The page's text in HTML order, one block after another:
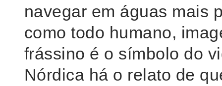
navegar em águas mais
como todo humano,
frássino é o símbolo do
Nórdica há o relato de